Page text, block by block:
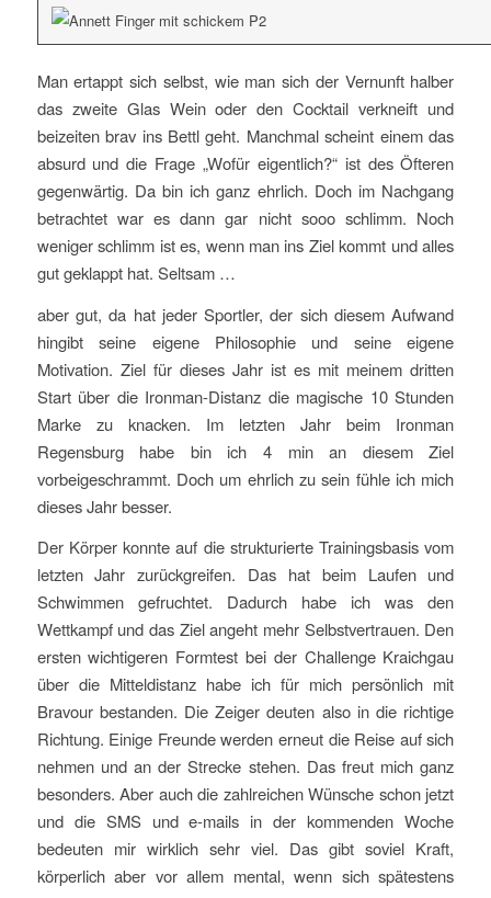
Man ertappt sich selbst, wie man sich der Vernunft halber
das zweite Glas Wein oder den Cocktail verkneift und
beizeiten brav ins Bettl geht. Manchmal scheint einem das
absurd und die Frage „Wofür eigentlich?“ ist des Öfteren
gegenwärtig. Da bin ich ganz ehrlich. Doch im Nachgang
betrachtet war es dann gar nicht sooo schlimm. Noch
weniger schlimm ist es, wenn man ins Ziel kommt und alles
gut geklappt hat. Seltsam …
aber gut, da hat jeder Sportler, der sich diesem Aufwand
hingibt seine eigene Philosophie und seine eigene
Motivation. Ziel für dieses Jahr ist es mit meinem dritten
Start über die Ironman-Distanz die magische 10 Stunden
Marke zu knacken. Im letzten Jahr beim Ironman
Regensburg habe bin ich 4 min an diesem Ziel
vorbeigeschrammt. Doch um ehrlich zu sein fühle ich mich
dieses Jahr besser.
Der Körper konnte auf die strukturierte Trainingsbasis vom
letzten Jahr zurückgreifen. Das hat beim Laufen und
Schwimmen gefruchtet. Dadurch habe ich was den
Wettkampf und das Ziel angeht mehr Selbstvertrauen. Den
ersten wichtigeren Formtest bei der Challenge Kraichgau
über die Mitteldistanz habe ich für mich persönlich mit
Bravour bestanden. Die Zeiger deuten also in die richtige
Richtung. Einige Freunde werden erneut die Reise auf sich
nehmen und an der Strecke stehen. Das freut mich ganz
besonders. Aber auch die zahlreichen Wünsche schon jetzt
und die SMS und e-mails in der kommenden Woche
bedeuten mir wirklich sehr viel. Das gibt soviel Kraft,
körperlich aber vor allem mental, wenn sich spätestens